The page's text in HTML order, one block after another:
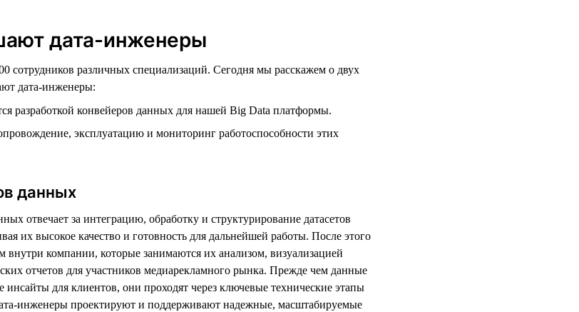
дата-инженеры
сотрудников различных специализаций. Сегодня мы расскажем о двух
дата-инженеры:
разработкой конвейеров данных для нашей Big Data платформы.
эксплуатацию и мониторинг работоспособности этих
данных
отвечает за интеграцию, обработку и структурирование датасетов
их высокое качество и готовность для дальнейшей работы. После этого
компании, которые занимаются их анализом, визуализацией
отчетов для участников медиарекламного рынка. Прежде чем данные
для клиентов, они проходят через ключевые технические этапы
инженеры проектируют и поддерживают надежные, масштабируемые